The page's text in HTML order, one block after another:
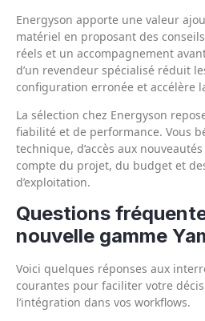
Energyson apporte une valeur
matériel en proposant des
réels et un accompagnement
d’un revendeur spécialisé réduit
configuration erronée et accélère
La sélection chez Energyson
fiabilité et de performance. Vous
technique, d’accès aux
compte du projet, du budget et
d’exploitation.
Questions
nouvelle gamme
Voici quelques réponses aux
courantes pour faciliter votre
l’intégration dans vos workflows.